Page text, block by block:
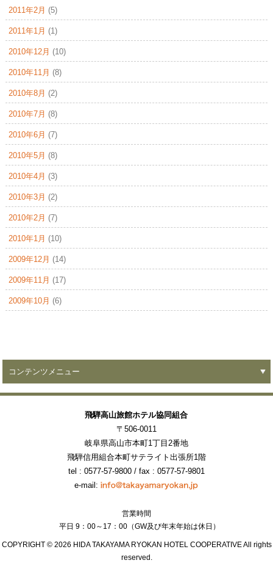
2011年2月 (5)
2011年1月 (1)
2010年12月 (10)
2010年11月 (8)
2010年8月 (2)
2010年7月 (8)
2010年6月 (7)
2010年5月 (8)
2010年4月 (3)
2010年3月 (2)
2010年2月 (7)
2010年1月 (10)
2009年12月 (14)
2009年11月 (17)
2009年10月 (6)
コンテンツメニュー
飛騨高山旅館ホテル協同組合
〒506-0011
岐阜県高山市本町1丁目2番地
飛騨信用組合本町サテライト出張所1階
tel : 0577-57-9800/ fax : 0577-57-9801
e-mail:
営業時間
平日 9：00～17：00（GW及び年末年始は休日）
COPYRIGHT © 2026 HIDA TAKAYAMA RYOKAN HOTEL COOPERATIVE All rights
reserved.